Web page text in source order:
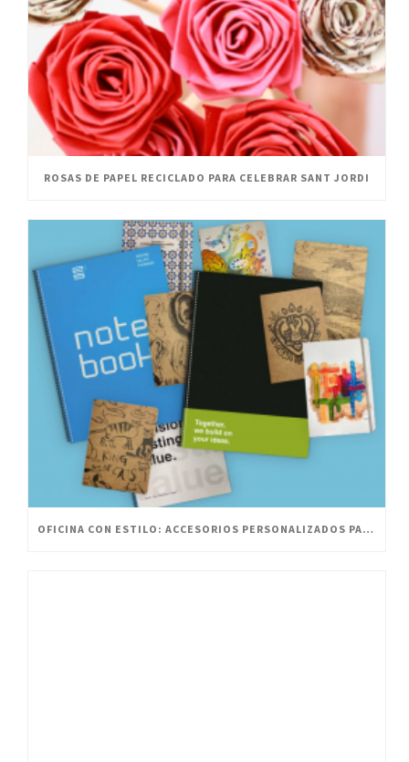
ROSAS DE PAPEL RECICLADO PARA CELEBRAR SANT JORDI
OFICINA CON ESTILO: ACCESORIOS PERSONALIZADOS PARA UN ESPACIO INNOVADOR